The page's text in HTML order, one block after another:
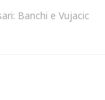
Banchi e Vujacic